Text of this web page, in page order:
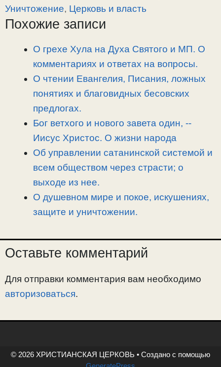
n
a
o
а
и
Уничтожение, Церковь и власть
Похожие записи
О грехе Хула на Духа Святого и МП. О
комментариях и ответах на вопросы.
О чтении Евангелия, Писания, ложных
понятиях и благовидных бесовских
предлогах.
Бог ветхого и нового завета один, -­
Иисус Христос. О жизни народа
Об управлении сатанинской системой и
всем обществом через страсти; о
выходе из нее.
О душевном мире и покое, искушениях,
защите и уничтожении.
Оставьте комментарий
Для отправки комментария вам необходимо
авторизоваться.
© 2026 ХРИСТИАНСКАЯ ЦЕРКОВЬ • Создано с помощью